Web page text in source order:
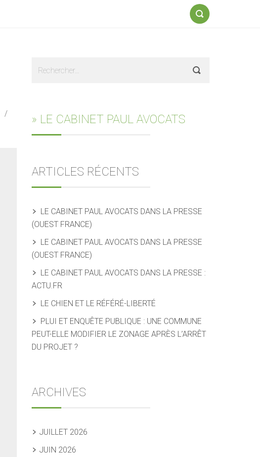
Sidebar
» LE CABINET PAUL AVOCATS
ARTICLES RÉCENTS
LE CABINET PAUL AVOCATS DANS LA PRESSE
(OUEST FRANCE)
LE CABINET PAUL AVOCATS DANS LA PRESSE
(OUEST FRANCE)
LE CABINET PAUL AVOCATS DANS LA PRESSE :
ACTU.FR
LE CHIEN ET LE RÉFÉRÉ-LIBERTÉ
PLUI ET ENQUÊTE PUBLIQUE : UNE COMMUNE
PEUT-ELLE MODIFIER LE ZONAGE APRÈS L’ARRÊT
DU PROJET ?
ARCHIVES
JUILLET 2026
JUIN 2026